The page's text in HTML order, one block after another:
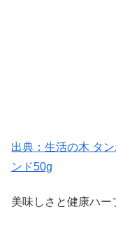
出典：生活の木 タ
ンド50g
美味しさと健康ハ